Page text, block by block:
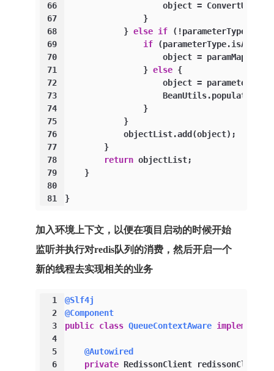
66
67
68
69
70
71
72
73
74
75
76
77
78
79
80
81
object =
                }
            }
else if
if
object =
                }
else {
object =
                }
            }
            objectList.add(object);
        }
return objectList;
    }
}
加入环境上下文，以便在项目启动的时候开始
监听并执行对redis队列的消费，然后开启一个
新的线程去实现相关的业务
1
2
3
4
5
6
@Slf4j
@Component
public class QueueContextAware implements
@Autowired
private RedissonClient redissonClient;